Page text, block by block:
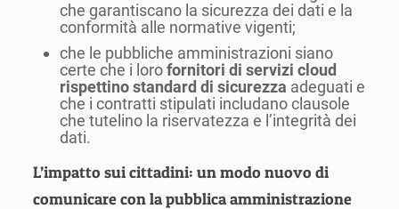
che garantiscano la sicurezza dei dati e la
conformità alle normative vigenti;
che le pubbliche amministrazioni siano
certe che i lorofornitori di servizi cloud
rispettino standard di sicurezza adeguati e
che i contratti stipulati includano clausole
che tutelino la riservatezza e l’integrità dei
dati.
L’impatto sui cittadini: un modo nuovo di
comunicare con la pubblica amministrazione